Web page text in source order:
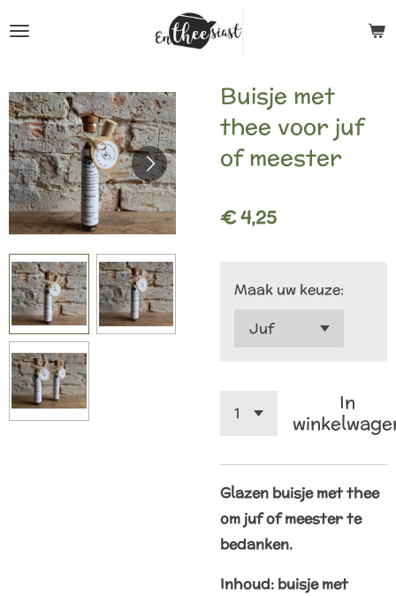
de
hoofdinhoud
Buisje met
thee voor juf
of meester
€ 4,25
Maak uw keuze:
In
Glazen buisje met thee
om juf of meester te
bedanken.
Inhoud: buisje met